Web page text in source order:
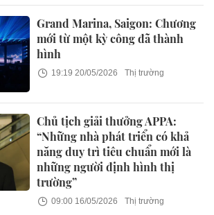
Grand Marina, Saigon: Chương
mới từ một kỳ công đã thành
hình
19:19 20/05/2026 Thị trường
Chủ tịch giải thưởng APPA:
“Những nhà phát triển có khả
năng duy trì tiêu chuẩn mới là
những người định hình thị
trường”
09:00 16/05/2026 Thị trường